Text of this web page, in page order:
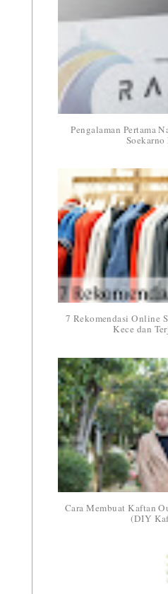
Pengalaman Pertama
Soekarno
7 Rekomendasi Online
Kece dan
Cara Membuat Kaftan
(DIY